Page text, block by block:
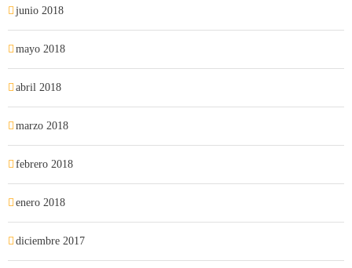
junio 2018
mayo 2018
abril 2018
marzo 2018
febrero 2018
enero 2018
diciembre 2017